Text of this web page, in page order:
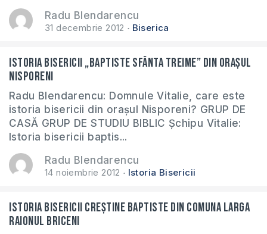
Radu Blendarencu
31 decembrie 2012 Biserica
Istoria Bisericii „Baptiste Sfânta Treime” din orașul
Nisporeni
Radu Blendarencu: Domnule Vitalie, care este
istoria bisericii din orașul Nisporeni? GRUP DE
CASĂ GRUP DE STUDIU BIBLIC Șchipu Vitalie:
Istoria bisericii baptis...
Radu Blendarencu
14 noiembrie 2012 Istoria Bisericii
Istoria Bisericii Creștine Baptiste din comuna Larga
raionul Briceni